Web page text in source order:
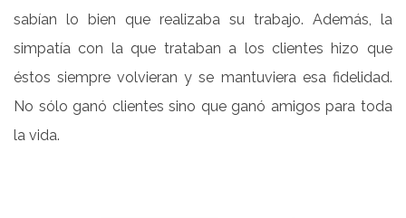
sabían lo bien que realizaba su trabajo. Además, la
simpatía con la que trataban a los clientes hizo que
éstos siempre volvieran y se mantuviera esa fidelidad.
No sólo ganó clientes sino que ganó amigos para toda
la vida.